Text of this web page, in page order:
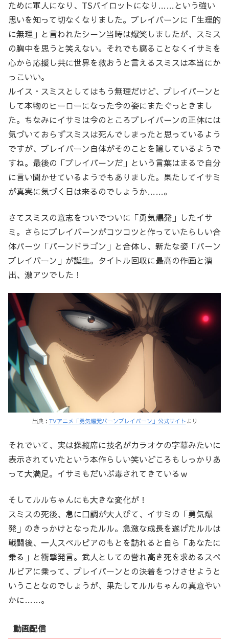
ために軍人になり、TSパイロットになり……という強い
思いを知って切なくなりました。ブレイバーンに「生理的
に無理」と言われたシーン当時は爆笑しましたが、スミス
の胸中を思うと笑えない。それでも腐ることなくイサミを
心から応援し共に世界を救おうと言えるスミスは本当にか
っこいい。
ルイス・スミスとしてはもう無理だけど、ブレイバーンと
して本物のヒーローになった今の姿にまたぐっときまし
た。ちなみにイサミは今のところブレイバーンの正体には
気づいておらずスミスは死んでしまったと思っているよう
ですが、ブレイバーン自体がそのことを隠しているようで
すね。最後の「ブレイバーンだ」という言葉はまるで自分
に言い聞かせているようでもありました。果たしてイサミ
が真実に気づく日は来るのでしょうか……。
さてスミスの意志をついでついに「勇気爆発」したイサ
ミ。さらにブレイバーンがコツコツと作っていたらしい合
体パーツ「バーンドラゴン」と合体し、新たな姿「バーン
ブレイバーン」が誕生。タイトル回収に最高の作画と演
出、激アツでした！
出典： TVアニメ「勇気爆発バーンブレイバーン」公式サイト より
それでいて、実は操縦席に技名がカラオケの字幕みたいに
表示されていたという本作らしい笑いどころもしっかりあ
って大満足。イサミもだいぶ毒されてきているｗ
そしてルルちゃんにも大きな変化が！
スミスの死後、急に口調が大人びて、イサミの「勇気爆
発」のきっかけとなったルル。急激な成長を遂げたルルは
戦闘後、一人スペルビアのもとを訪れると自ら「あなたに
乗る」と衝撃発言。武人としての誉れ高き死を求めるスペ
ルビアに乗って、ブレイバーンとの決着をつけさせようと
いうことなのでしょうが、果たしてルルちゃんの真意やい
かに……。
動画配信